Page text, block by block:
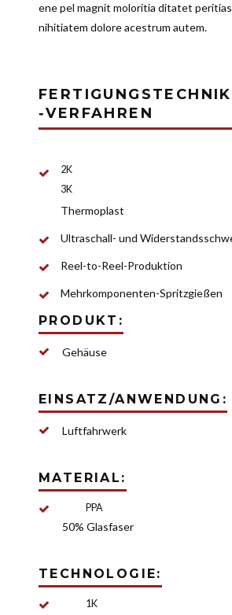
ene pel magnit molo­ritia ditatet
nihitiatem dolore acestrum autem.
‑VERFAHREN
2K
3K
Ther­mo­plast
Ultra­schall- und
Reel-to-Reel-Pro­duktion
Mehr­kom­po­nenten-Spritz­gießen
PRODUKT:
Gehäuse
EINSATZ/ANWENDUNG:
Luft­fahrwerk
MATERIAL:
PPA
50% Glas­faser
TECHNOLOGIE:
1K